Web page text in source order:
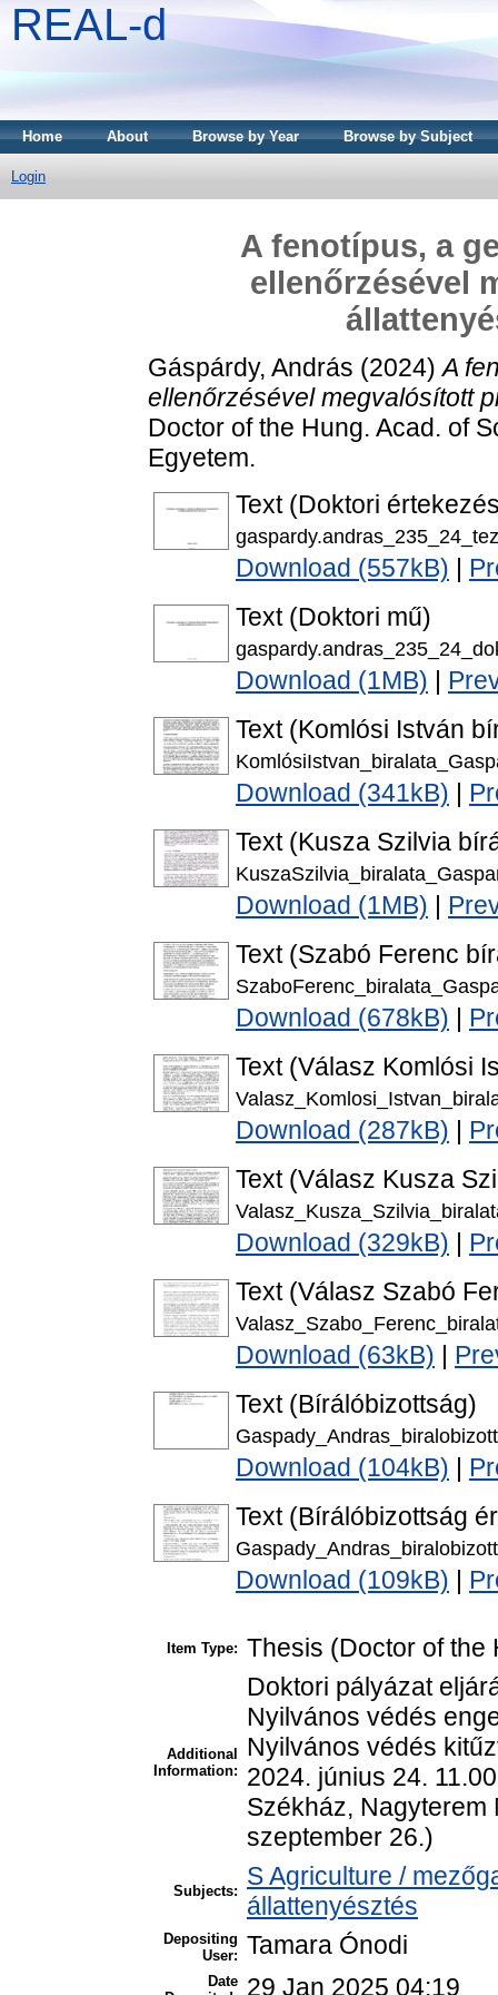
REAL-d
Home About Browse by Year Browse by Subject
Login
A fenotípus, a
ellenőrzésével
Gáspárdy, András (2024)A
ellenőrzésével megvalósított
Doctor of the Hung. Acad. of
Egyetem.
Text (Doktori
Download (557kB)
Text (Doktori mű)
Download (1MB)
Text (Komlósi István
Download (341kB)
Text (Kusza Szilvia
Download (1MB)
Text (Szabó Ferenc
Download (678kB)
Text (Válasz Komlósi
Download (287kB)
Text (Válasz Kusza
Download (329kB)
Text (Válasz Szabó
Download (63kB)
Text (Bírálóbizottság)
Download (104kB)
Text (Bírálóbizottság
Download (109kB)
Item Type: Thesis (Doctor of the
Additional
Information:
Doktori pályázat
Nyilvános védés
Nyilvános védés
2024. június 24.
Székház, Nagyterem
szeptember 26.)
Subjects:
S Agriculture /
állattenyésztés
Depositing
User: Tamara Ónodi
Date 29 Jan 2025 04:19